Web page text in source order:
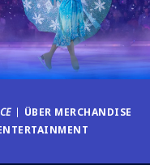
ÜBER MERCHANDISE